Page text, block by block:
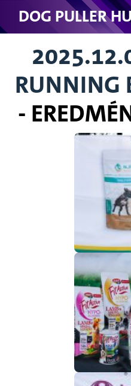
DOG PULLER
RUNNING
-